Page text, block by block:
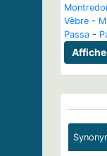
Vèbre -
Passa -